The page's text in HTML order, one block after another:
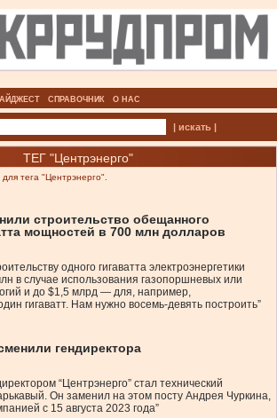
СПРАВОЧНИК О НАС
| искать |
ТЕГ "Центрэнерго"
тега "Центрэнерго".
строительство обещанного
мощностей в 700 млн долларов
одного гигаватта электроэнергетики
в случае использования газопоршневых или
и до $1,5 млрд — для, например,
гигаватт. Нам нужно восемь-девять построить”
гендиректора
“Центрэнерго” стал технический
Он заменил на этом посту Андрея Чуркина,
с 15 августа 2023 года”